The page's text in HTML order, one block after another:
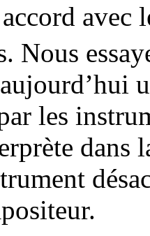
avec
Nous
les
dans